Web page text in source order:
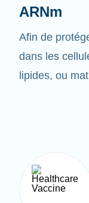
Afin de
dans les
lipides, ou